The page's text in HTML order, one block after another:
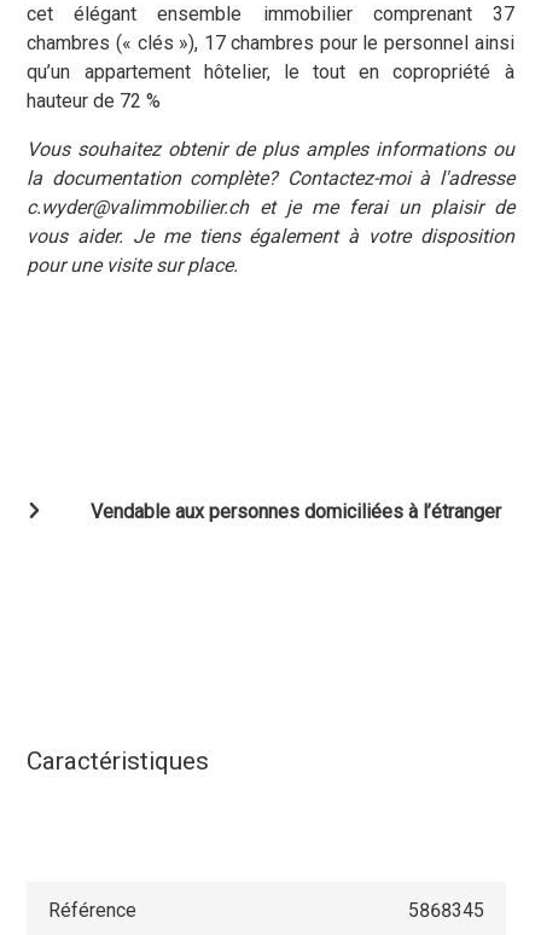
cet élégant ensemble immobilier comprenant 37
chambres (« clés »), 17 chambres pour le personnel ainsi
qu’un appartement hôtelier, le tout en copropriété à
hauteur de 72 %
Vous souhaitez obtenir de plus amples informations ou
la documentation complète? Contactez-moi à l'adresse
c.wyder@valimmobilier.ch et je me ferai un plaisir de
vous aider. Je me tiens également à votre disposition
pour une visite sur place.
Vendable aux personnes domiciliées à l’étranger
Caractéristiques
Référence 5868345